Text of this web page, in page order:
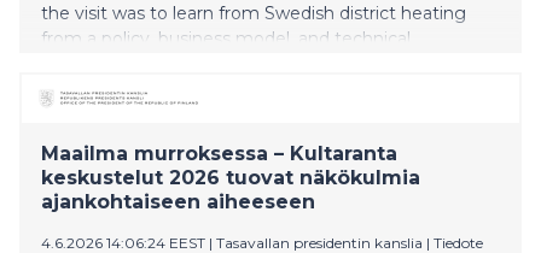
the visit was to learn from Swedish district heating
from a policy, business model, and technical
from the use of gas.
Maailma murroksessa – Kultaranta
keskustelut 2026 tuovat näkökulmia
ajankohtaiseen aiheeseen
4.6.2026 14:06:24 EEST | Tasavallan presidentin kanslia | Tiedote